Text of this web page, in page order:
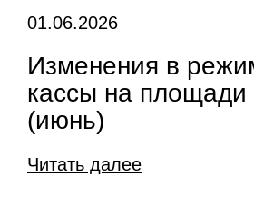
01.06.2026
Изменения в
кассы на площади
(июнь)
Читать далее